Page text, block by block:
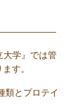
大学』では管
す。
類とプロテイ